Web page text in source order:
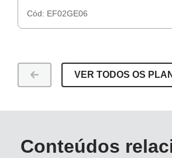
Cód: EF02GE06
VER TODOS OS
Conteúdos